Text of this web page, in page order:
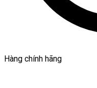
Hàng chính hãng